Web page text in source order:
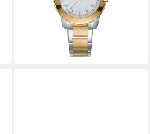
Edelstahlarmband, analog
lieferbar - in 1-2 Werktagen bei dir